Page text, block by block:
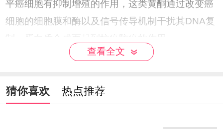
平癌细胞有抑制增殖的作用，这类黄酮通过改变癌
细胞的细胞膜和酶以及信号传导机制干扰其DNA复
查看全文
猜你喜欢 热点推荐